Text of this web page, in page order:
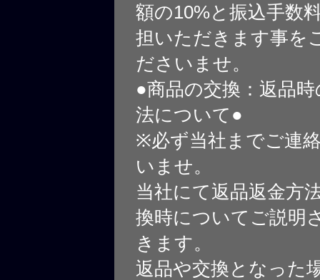
額の10%と振込手数
担いただきます事を
ださいませ。
●商品の交換：返品
法について●
※必ず当社までご連
いませ。
当社にて返品返金方
換時についてご説明
きます。
返品や交換となった